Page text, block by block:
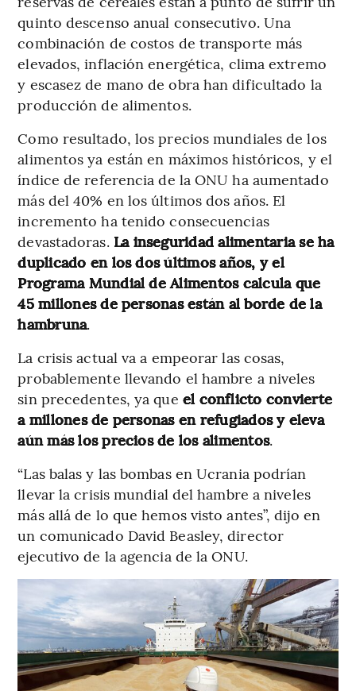
quinto descenso anual consecutivo. Una
combinación de costos de transporte más
elevados, inflación energética, clima extremo
y escasez de mano de obra han dificultado la
producción de alimentos.
Como resultado, los precios mundiales de los
alimentos ya están en máximos históricos, y el
índice de referencia de la ONU ha aumentado
más del 40% en los últimos dos años. El
incremento ha tenido consecuencias
devastadoras. La inseguridad alimentaria se ha
duplicado en los dos últimos años, y el
Programa Mundial de Alimentos calcula que
45 millones de personas están al borde de la
hambruna.
La crisis actual va a empeorar las cosas,
probablemente llevando el hambre a niveles
sin precedentes, ya que el conflicto convierte
a millones de personas en refugiados y eleva
aún más los precios de los alimentos.
“Las balas y las bombas en Ucrania podrían
llevar la crisis mundial del hambre a niveles
más allá de lo que hemos visto antes”, dijo en
un comunicado David Beasley, director
ejecutivo de la agencia de la ONU.